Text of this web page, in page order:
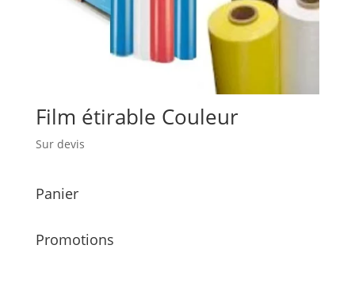
Film étirable Couleur
Sur devis
Panier
Promotions